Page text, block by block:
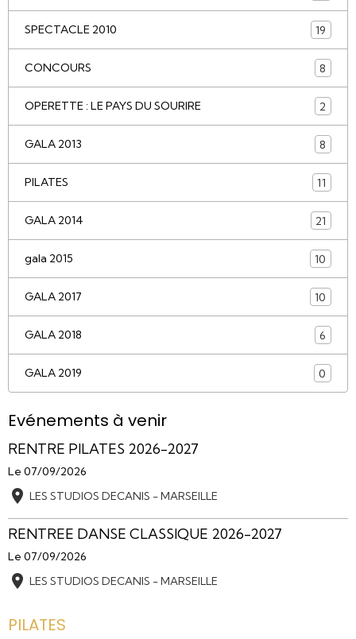
SPECTACLE 2010 19
CONCOURS 8
OPERETTE : LE PAYS DU SOURIRE 2
GALA 2013 8
PILATES 11
GALA 2014 21
gala 2015 10
GALA 2017 10
GALA 2018 6
GALA 2019 0
Evénements à venir
RENTRE PILATES 2026-2027
Le 07/09/2026
LES STUDIOS DECANIS - MARSEILLE
RENTREE DANSE CLASSIQUE 2026-2027
Le 07/09/2026
LES STUDIOS DECANIS - MARSEILLE
PILATES